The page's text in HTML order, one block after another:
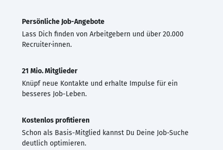
Persönliche Job-Angebote
Lass Dich finden von Arbeitgebern und über 20.000
Recruiter·innen.
21 Mio. Mitglieder
Knüpf neue Kontakte und erhalte Impulse für ein
besseres Job-Leben.
Kostenlos profitieren
Schon als Basis-Mitglied kannst Du Deine Job-Suche
deutlich optimieren.